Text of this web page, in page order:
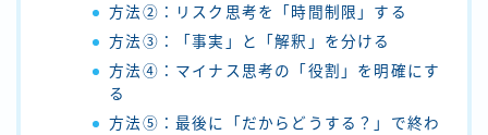
方法②：リスク思考を「時間制限」する
方法③：「事実」と「解釈」を分ける
方法④：マイナス思考の「役割」を明確にす
る
方法⑤：最後に「だからどうする？」で終わ